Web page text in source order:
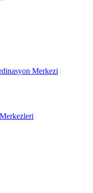
Merkezi